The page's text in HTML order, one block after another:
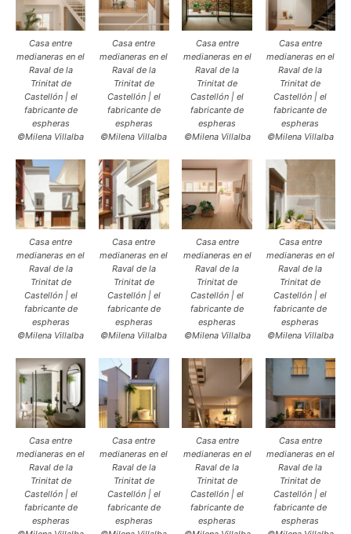
Casa entre
medianeras en el
Raval de la
Trinitat de
Castellón | el
fabricante de
espheras
©Milena Villalba
Casa entre
medianeras en el
Raval de la
Trinitat de
Castellón | el
fabricante de
espheras
©Milena Villalba
Casa entre
medianeras en el
Raval de la
Trinitat de
Castellón | el
fabricante de
espheras
©Milena Villalba
Casa entre
medianeras en el
Raval de la
Trinitat de
Castellón | el
fabricante de
espheras
©Milena Villalba
Casa entre
medianeras en el
Raval de la
Trinitat de
Castellón | el
fabricante de
espheras
©Milena Villalba
Casa entre
medianeras en el
Raval de la
Trinitat de
Castellón | el
fabricante de
espheras
©Milena Villalba
Casa entre
medianeras en el
Raval de la
Trinitat de
Castellón | el
fabricante de
espheras
©Milena Villalba
Casa entre
medianeras en el
Raval de la
Trinitat de
Castellón | el
fabricante de
espheras
©Milena Villalba
Casa entre
medianeras en el
Raval de la
Trinitat de
Castellón | el
fabricante de
espheras
Casa entre
medianeras en el
Raval de la
Trinitat de
Castellón | el
fabricante de
espheras
Casa entre
medianeras en el
Raval de la
Trinitat de
Castellón | el
fabricante de
espheras
Casa entre
medianeras en el
Raval de la
Trinitat de
Castellón | el
fabricante de
espheras